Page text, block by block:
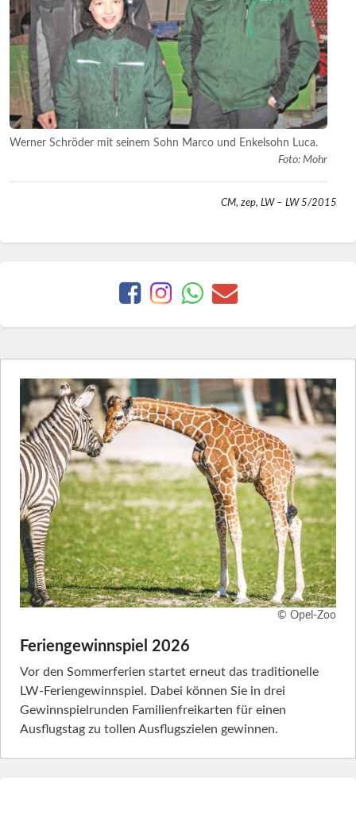
Werner Schröder mit seinem Sohn Marco und Enkelsohn Luca.
Foto: Mohr
CM, zep, LW – LW 5/2015
© Opel-Zoo
Feriengewinnspiel 2026
Vor den Sommerferien startet erneut das traditionelle
LW-Feriengewinnspiel. Dabei können Sie in drei
Gewinnspielrunden Familienfreikarten für einen
Ausflugstag zu tollen Ausflugszielen gewinnen.